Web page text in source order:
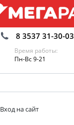
8 3537 31-30-03
Время работы:
Пн-Вс 9-21
Вход на сайт